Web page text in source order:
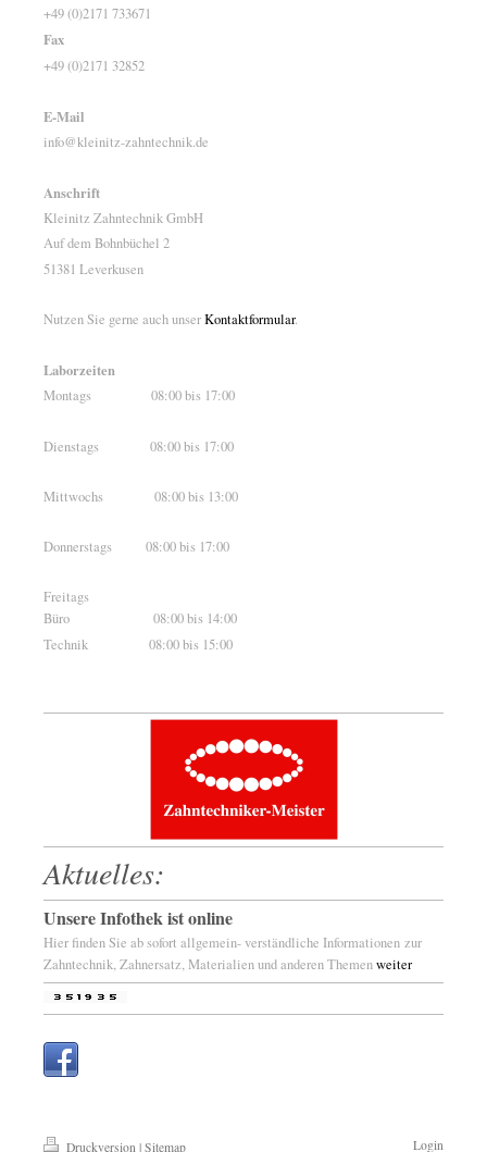
+49 (0)2171 733671
Fax
+49 (0)2171 32852
E-Mail
info@kleinitz-zahntechnik.de
Anschrift
Kleinitz Zahntechnik GmbH
Auf dem Bohnbüchel 2
51381 Leverkusen
Nutzen Sie gerne auch unserKontaktformular.
Laborzeiten
Montags 08:00 bis 17:00
Dienstags 08:00 bis 17:00
Mittwochs 08:00 bis 13:00
Donnerstags 08:00 bis 17:00
Freitags
Büro 08:00 bis 14:00
Technik 08:00 bis 15:00
Aktuelles:
Unsere Infothek ist online
Hier finden Sie ab sofort allgemein- verständliche Informationen zur
Zahntechnik, Zahnersatz, Materialien und anderen Themenweiter
Druckversion | Sitemap Login